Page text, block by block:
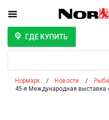
ГДЕ КУПИТЬ
Нормарк Новости
45-я Международная выставка